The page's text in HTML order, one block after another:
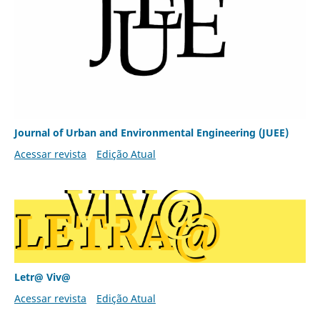
Journal of Urban and Environmental Engineering (JUEE)
Acessar revista
Edição Atual
Letr@ Viv@
Acessar revista
Edição Atual